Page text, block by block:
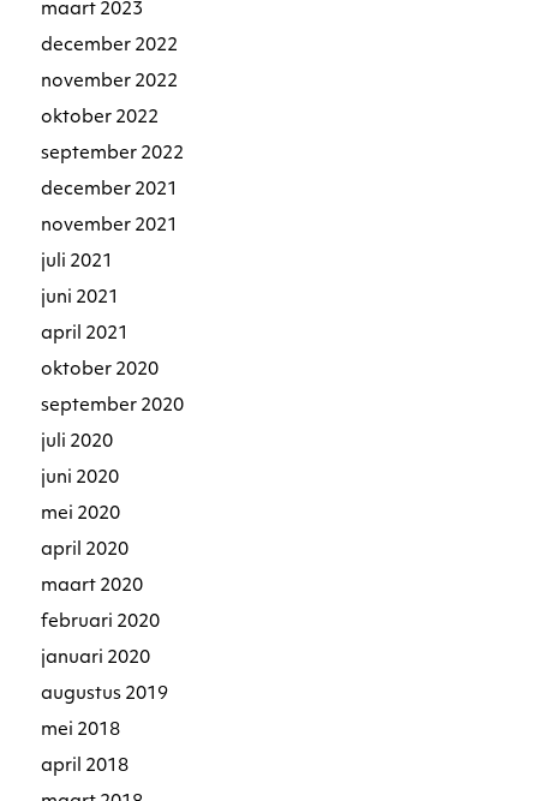
maart 2023
december 2022
november 2022
oktober 2022
september 2022
december 2021
november 2021
juli 2021
juni 2021
april 2021
oktober 2020
september 2020
juli 2020
juni 2020
mei 2020
april 2020
maart 2020
februari 2020
januari 2020
augustus 2019
mei 2018
april 2018